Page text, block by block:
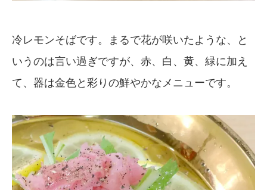
冷レモンそばです。まるで花が咲いたような、と
いうのは言い過ぎですが、赤、白、黄、緑に加え
て、器は金色と彩りの鮮やかなメニューです。